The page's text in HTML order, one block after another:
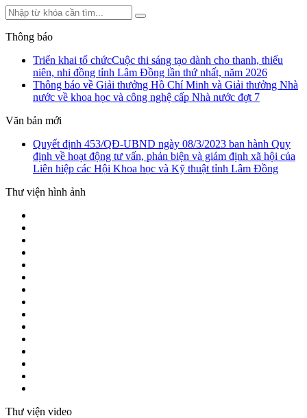
Thông báo
Triển khai tổ chứcCuộc thi sáng tạo dành cho thanh, thiếu
niên, nhi đồng tỉnh Lâm Đồng lần thứ nhất, năm 2026
Thông báo về Giải thưởng Hồ Chí Minh và Giải thưởng Nhà
nước về khoa học và công nghệ cấp Nhà nước đợt 7
Văn bản mới
Quyết định 453/QĐ-UBND ngày 08/3/2023 ban hành Quy
định về hoạt động tư vấn, phản biện và giám định xã hội của
Liên hiệp các Hội Khoa học và Kỹ thuật tỉnh Lâm Đồng
Thư viện hình ảnh
Thư viện video